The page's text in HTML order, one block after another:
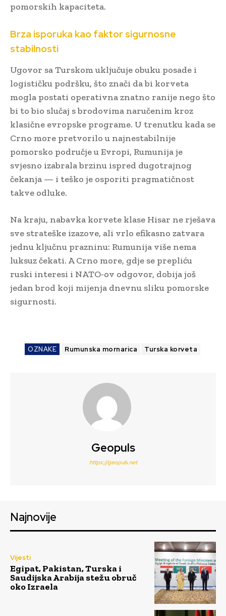
pomorskih kapaciteta.
Brza isporuka kao faktor sigurnosne
stabilnosti
Ugovor sa Turskom uključuje obuku posade i
logističku podršku, što znači da bi korveta
mogla postati operativna znatno ranije nego što
bi to bio slučaj s brodovima naručenim kroz
klasične evropske programe. U trenutku kada se
Crno more pretvorilo u najnestabilnije
pomorsko područje u Evropi, Rumunija je
svjesno izabrala brzinu ispred dugotrajnog
čekanja — i teško je osporiti pragmatičnost
takve odluke.
Na kraju, nabavka korvete klase Hisar ne rješava
sve strateške izazove, ali vrlo efikasno zatvara
jednu ključnu prazninu: Rumunija više nema
luksuz čekati. A Crno more, gdje se prepliću
ruski interesi i NATO-ov odgovor, dobija još
jedan brod koji mijenja dnevnu sliku pomorske
sigurnosti.
OZNAKE Rumunska mornarica Turska korveta
Geopuls
https://geopuls.net
Najnovije
Vijesti
Egipat, Pakistan, Turska i
Saudijska Arabija stežu obruč
oko Izraela